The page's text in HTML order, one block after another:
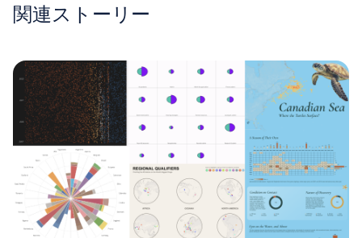
関連ストーリー